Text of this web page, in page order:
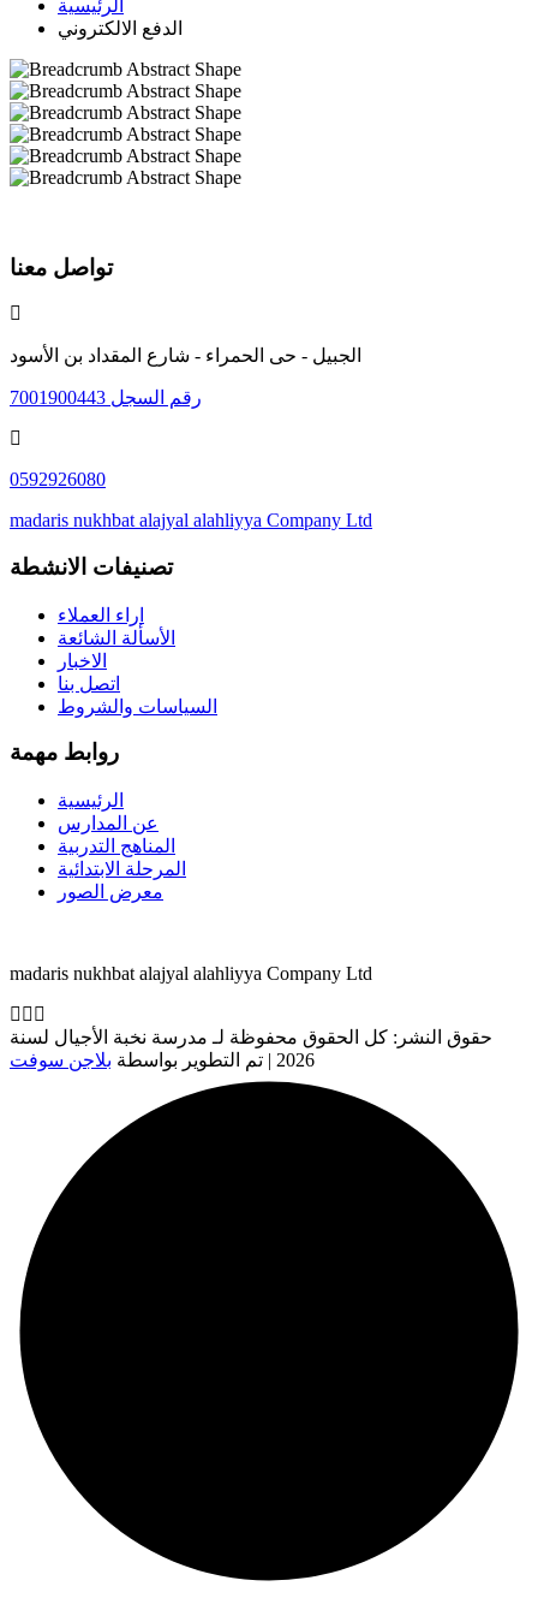
الرئيسية
الدفع الالكتروني
تواصل معنا
الجبيل - حى الحمراء - شارع المقداد بن الأسود
رقم السجل 7001900443
0592926080
madaris nukhbat alajyal alahliyya Company Ltd
تصنيفات الانشطة
اراء العملاء
الأسألة الشائعة
الاخبار
اتصل بنا
السياسات والشروط
روابط مهمة
الرئيسية
عن المدارس
المناهج التدربية
المرحلة الابتدائية
معرض الصور
madaris nukhbat alajyal alahliyya Company Ltd
حقوق النشر: كل الحقوق محفوظة لـ مدرسة نخبة الأجيال لسنة
2026 | تم التطوير بواسطة
بلاجن سوفت